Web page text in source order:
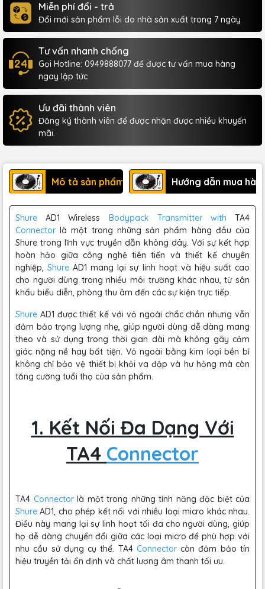
Miễn phí đổi - trả
Đổi mới sản phẩm lỗi do nhà sản xuất trong 7 ngày
Tư vấn nhanh chống
Gọi Hotline: 0949888077 để được tư vấn mua hàng
ngay lập tức
Ưu đãi thành viên
Đăng ký thành viên để được nhận được nhiều khuyến
mãi.
Mô tả sản phẩm Hướng dẫn mua
Shure AD1 Wireless Bodypack Transmitter with TA4
Connector là một trong những sản phẩm hàng đầu của
Shure trong lĩnh vực truyền dẫn không dây. Với sự kết hợp
hoàn hảo giữa công nghệ tiên tiến và thiết kế chuyên
nghiệp,Shure AD1 mang lại sự linh hoạt và hiệu suất cao
cho người dùng trong nhiều môi trường khác nhau, từ sân
khấu biểu diễn, phòng thu âm đến các sự kiện trực tiếp.
Shure AD1 được thiết kế với vỏ ngoài chắc chắn nhưng vẫn
đảm bảo trọng lượng nhẹ, giúp người dùng dễ dàng mang
theo và sử dụng trong thời gian dài mà không gây cảm
giác nặng nề hay bất tiện. Vỏ ngoài bằng kim loại bền bỉ
không chỉ bảo vệ thiết bị khỏi va đập và hư hỏng mà còn
tăng cường tuổi thọ của sản phẩm.
1. Kết Nối Đa Dạng Với
TA4 Connector
TA4 Connectorlà một trong những tính năng đặc biệt của
Shure AD1, cho phép kết nối với nhiều loại micro khác nhau.
Điều này mang lại sự linh hoạt tối đa cho người dùng, giúp
họ dễ dàng chuyển đổi giữa các loại micro để phù hợp với
nhu cầu sử dụng cụ thể. TA4 Connectorcòn đảm bảo tín
hiệu truyền tải ổn định và chất lượng âm thanh tối ưu.